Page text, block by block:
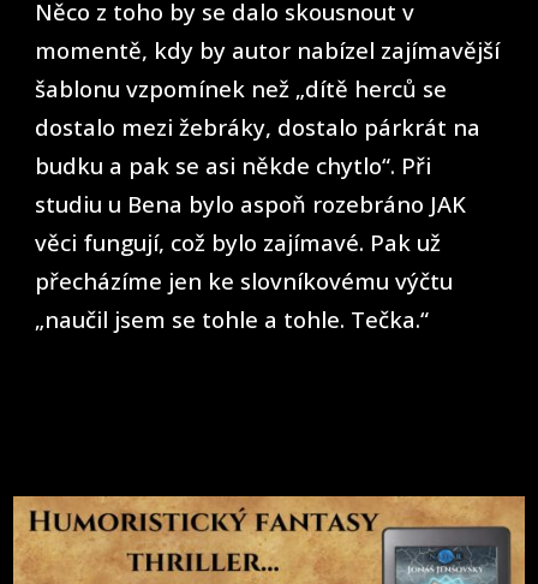
Něco z toho by se dalo skousnout v
momentě, kdy by autor nabízel zajímavější
šablonu vzpomínek než „dítě herců se
dostalo mezi žebráky, dostalo párkrát na
budku a pak se asi někde chytlo“. Při
studiu u Bena bylo aspoň rozebráno JAK
věci fungují, což bylo zajímavé. Pak už
přecházíme jen ke slovníkovému výčtu
„naučil jsem se tohle a tohle. Tečka.“